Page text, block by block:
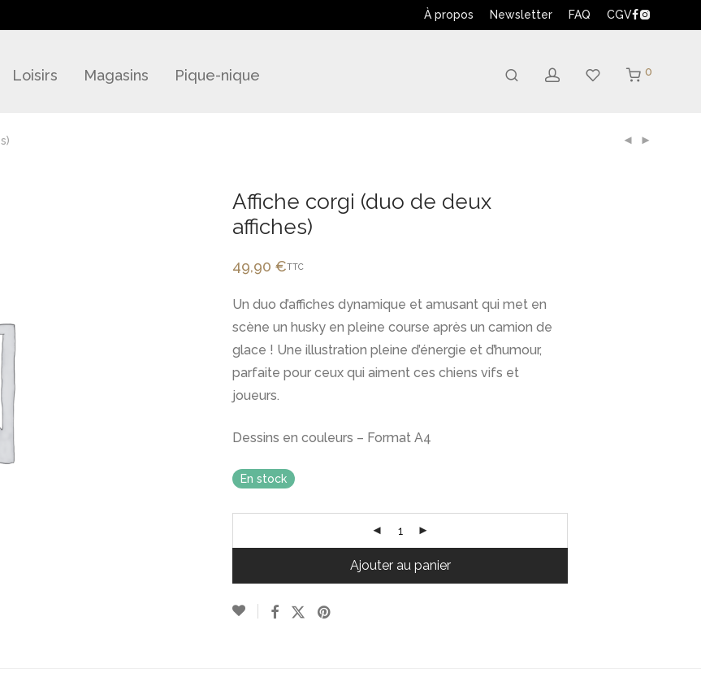
À propos Newsletter FAQ CGV
Loisirs Magasins Pique-nique 0
Affiche corgi (duo de deux
affiches)
49,90 €TTC
Un duo d’affiches dynamique et amusant qui met en
scène un husky en pleine course après un camion de
glace ! Une illustration pleine d’énergie et d’humour,
parfaite pour ceux qui aiment ces chiens vifs et
joueurs.
Dessins en couleurs – Format A4
En stock
Ajouter au panier